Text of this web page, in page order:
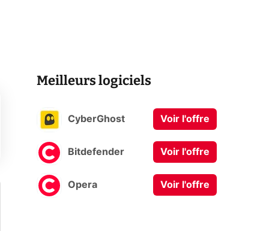
Meilleurs logiciels
CyberGhost Voir l'offre
Bitdefender Voir l'offre
Opera Voir l'offre